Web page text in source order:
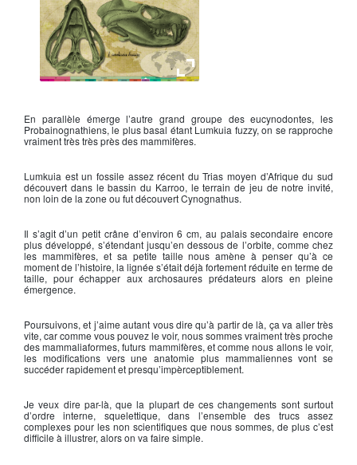
En parallèle émerge l’autre grand groupe des eucynodontes, les
Probainognathiens, le plus basal étant Lumkuia fuzzy, on se rapproche
vraiment très très près des mammifères.
Lumkuia est un fossile assez récent du Trias moyen d’Afrique du sud
découvert dans le bassin du Karroo, le terrain de jeu de notre invité,
non loin de la zone ou fut découvert Cynognathus.
Il s’agit d’un petit crâne d’environ 6 cm, au palais secondaire encore
plus développé, s’étendant jusqu’en dessous de l’orbite, comme chez
les mammifères, et sa petite taille nous amène à penser qu’à ce
moment de l’histoire, la lignée s’était déjà fortement réduite en terme de
taille, pour échapper aux archosaures prédateurs alors en pleine
émergence.
Poursuivons, et j’aime autant vous dire qu’à partir de là, ça va aller très
vite, car comme vous pouvez le voir, nous sommes vraiment très proche
des mammaliaformes, futurs mammifères, et comme nous allons le voir,
les modifications vers une anatomie plus mammaliennes vont se
succéder rapidement et presqu’impèrceptiblement.
Je veux dire par-là, que la plupart de ces changements sont surtout
d’ordre interne, squelettique, dans l’ensemble des trucs assez
complexes pour les non scientifiques que nous sommes, de plus c’est
difficile à illustrer, alors on va faire simple.